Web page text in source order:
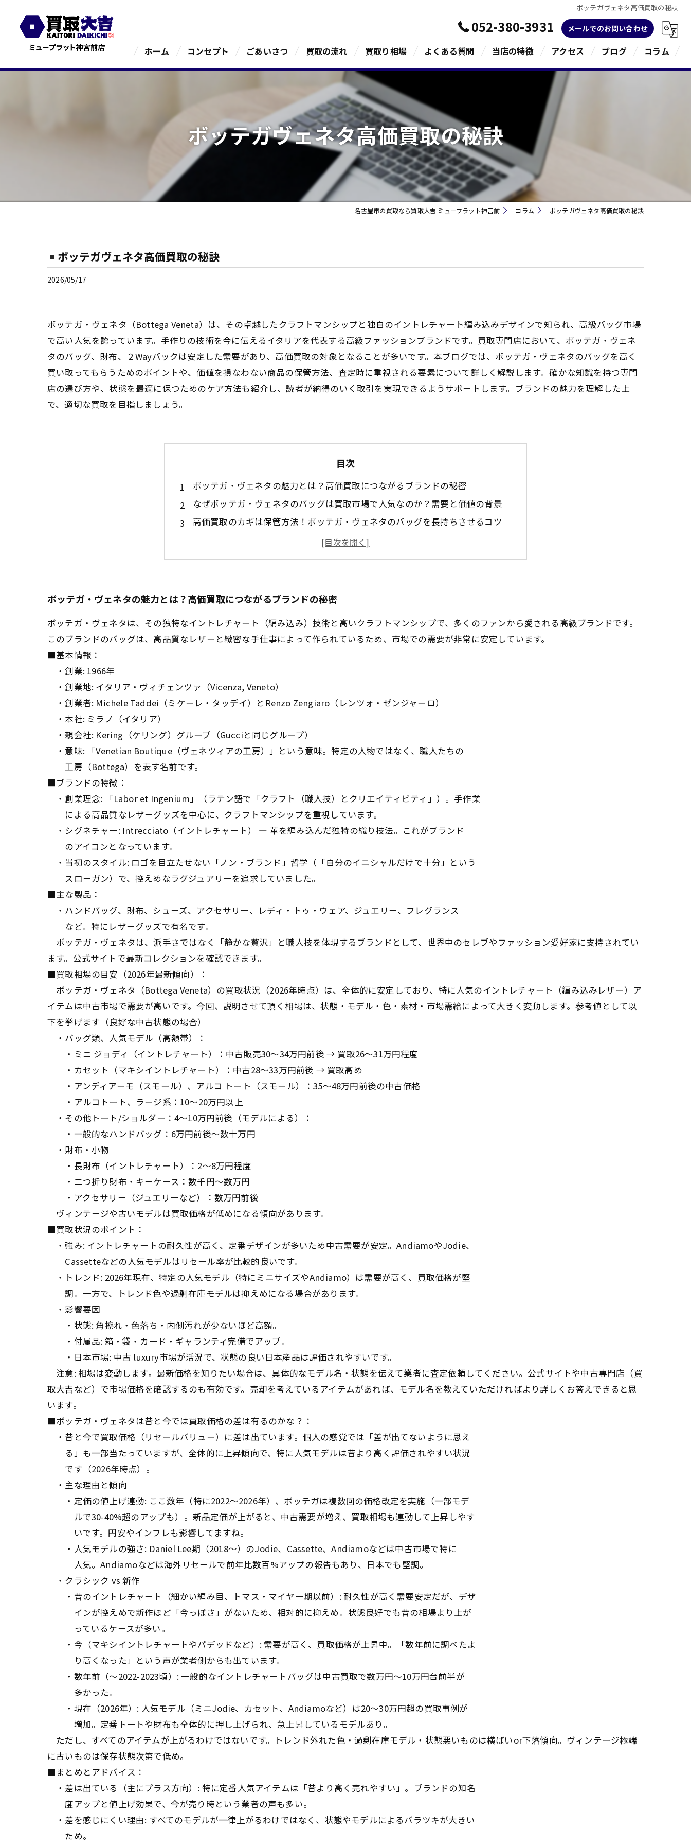
ボッテガヴェネタ高価買取の秘訣
052-380-3931 メールでのお問い合わせ
ホーム コンセプト ごあいさつ 買取の流れ 買取り相場 よくある質問 当店の特徴
宝石
貴金属
指輪
アクセス ブログ コラム
ボッテガヴェネタ高価買取の秘訣
名古屋市の買取なら買取大吉 ミュープラット神宮前 コラム ボッテガヴェネタ高価買取の秘訣
ボッテガヴェネタ高価買取の秘訣
2026/05/17
ボッテガ・ヴェネタ（Bottega Veneta）は、その卓越したクラフトマンシップと独自のイントレチャート編み込みデザインで知られ、高級バッグ市場
で高い人気を誇っています。手作りの技術を今に伝えるイタリアを代表する高級ファッションブランドです。買取専門店において、ボッテガ・ヴェネ
タのバッグ、財布、２Wayバックは安定した需要があり、高価買取の対象となることが多いです。本ブログでは、ボッテガ・ヴェネタのバッグを高く
買い取ってもらうためのポイントや、価値を損なわない商品の保管方法、査定時に重視される要素について詳しく解説します。確かな知識を持つ専門
店の選び方や、状態を最適に保つためのケア方法も紹介し、読者が納得のいく取引を実現できるようサポートします。ブランドの魅力を理解した上
で、適切な買取を目指しましょう。
目次
ボッテガ・ヴェネタの魅力とは？高価買取につながるブランドの秘密
なぜボッテガ・ヴェネタのバッグは買取市場で人気なのか？需要と価値の背景
高価買取のカギは保管方法！ボッテガ・ヴェネタのバッグを長持ちさせるコツ
査定で差がつくポイント解説！ボッテガ・ヴェネタバッグの価値を見極める方法
信頼できる買取専門店の選び方と納得のいく取引を実現するために
まとめ：ボッテガ・ヴェネタのバッグを最高値で売るための完全ガイド
ボッテガ・ヴェネタの魅力とは？高価買取につながるブランドの秘密
ボッテガ・ヴェネタは、その独特なイントレチャート（編み込み）技術と高いクラフトマンシップで、多くのファンから愛される高級ブランドです。
このブランドのバッグは、高品質なレザーと緻密な手仕事によって作られているため、市場での需要が非常に安定しています。
■基本情報：
・創業: 1966年
・創業地: イタリア・ヴィチェンツァ（Vicenza, Veneto）
・創業者: Michele Taddei（ミケーレ・タッデイ）とRenzo Zengiaro（レンツォ・ゼンジャーロ）
・本社: ミラノ（イタリア）
・親会社: Kering（ケリング）グループ（Gucciと同じグループ）
・意味: 「Venetian Boutique（ヴェネツィアの工房）」という意味。特定の人物ではなく、職人たちの
工房（Bottega）を表す名前です。
■ブランドの特徴：
・創業理念: 「Labor et Ingenium」（ラテン語で「クラフト（職人技）とクリエイティビティ」）。手作業
による高品質なレザーグッズを中心に、クラフトマンシップを重視しています。
・シグネチャー: Intrecciato（イントレチャート） — 革を編み込んだ独特の織り技法。これがブランド
のアイコンとなっています。
・当初のスタイル: ロゴを目立たせない「ノン・ブランド」哲学（「自分のイニシャルだけで十分」という
スローガン）で、控えめなラグジュアリーを追求していました。
■主な製品：
・ハンドバッグ、財布、シューズ、アクセサリー、レディ・トゥ・ウェア、ジュエリー、フレグランス
など。特にレザーグッズで有名です。
ボッテガ・ヴェネタは、派手さではなく「静かな贅沢」と職人技を体現するブランドとして、世界中のセレブやファッション愛好家に支持されてい
ます。公式サイトで最新コレクションを確認できます。
■買取相場の目安（2026年最新傾向）：
ボッテガ・ヴェネタ（Bottega Veneta）の買取状況（2026年時点）は、全体的に安定しており、特に人気のイントレチャート（編み込みレザー）ア
イテムは中古市場で需要が高いです。今回、説明させて頂く相場は、状態・モデル・色・素材・市場需給によって大きく変動します。参考値として以
下を挙げます（良好な中古状態の場合）
・バッグ類、人気モデル（高額帯）：
・ミニ ジョディ（イントレチャート）：中古販売30〜34万円前後 → 買取26〜31万円程度
・カセット（マキシイントレチャート）：中古28〜33万円前後 → 買取高め
・アンディアーモ（スモール）、アルコ トート（スモール）：35〜48万円前後の中古価格
・アルコトート、ラージ系：10〜20万円以上
・その他トート/ショルダー：4〜10万円前後（モデルによる）：
・一般的なハンドバッグ：6万円前後〜数十万円
・財布・小物
・長財布（イントレチャート）：2〜8万円程度
・二つ折り財布・キーケース：数千円〜数万円
・アクセサリー（ジュエリーなど）：数万円前後
ヴィンテージや古いモデルは買取価格が低めになる傾向があります。
■買取状況のポイント：
・強み: イントレチャートの耐久性が高く、定番デザインが多いため中古需要が安定。AndiamoやJodie、
Cassetteなどの人気モデルはリセール率が比較的良いです。
・トレンド: 2026年現在、特定の人気モデル（特にミニサイズやAndiamo）は需要が高く、買取価格が堅
調。一方で、トレンド色や過剰在庫モデルは抑えめになる場合があります。
・影響要因
・状態: 角擦れ・色落ち・内側汚れが少ないほど高額。
・付属品: 箱・袋・カード・ギャランティ完備でアップ。
・日本市場: 中古 luxury市場が活況で、状態の良い日本産品は評価されやすいです。
注意: 相場は変動します。最新価格を知りたい場合は、具体的なモデル名・状態を伝えて業者に査定依頼してください。公式サイトや中古専門店（買
取大吉など）で市場価格を確認するのも有効です。売却を考えているアイテムがあれば、モデル名を教えていただければより詳しくお答えできると思
います。
■ボッテガ・ヴェネタは昔と今では買取価格の差は有るのかな？：
・昔と今で買取価格（リセールバリュー）に差は出ています。個人の感覚では「差が出てないように思え
る」も一部当たっていますが、全体的に上昇傾向で、特に人気モデルは昔より高く評価されやすい状況
です（2026年時点）。
・主な理由と傾向
・定価の値上げ連動: ここ数年（特に2022〜2026年）、ボッテガは複数回の価格改定を実施（一部モデ
ルで30-40%超のアップも）。新品定価が上がると、中古需要が増え、買取相場も連動して上昇しやす
いです。円安やインフレも影響してますね。
・人気モデルの強さ: Daniel Lee期（2018〜）のJodie、Cassette、Andiamoなどは中古市場で特に
人気。Andiamoなどは海外リセールで前年比数百%アップの報告もあり、日本でも堅調。
・クラシック vs 新作
・昔のイントレチャート（細かい編み目、トマス・マイヤー期以前）: 耐久性が高く需要安定だが、デザ
インが控えめで新作ほど「今っぽさ」がないため、相対的に抑えめ。状態良好でも昔の相場より上が
っているケースが多い。
・今（マキシイントレチャートやパデッドなど）: 需要が高く、買取価格が上昇中。「数年前に調べたよ
り高くなった」という声が業者側からも出ています。
・数年前（〜2022-2023頃）: 一般的なイントレチャートバッグは中古買取で数万円〜10万円台前半が
多かった。
・現在（2026年）: 人気モデル（ミニJodie、カセット、Andiamoなど）は20〜30万円超の買取事例が
増加。定番トートや財布も全体的に押し上げられ、急上昇しているモデルあり。
ただし、すべてのアイテムが上がるわけではないです。トレンド外れた色・過剰在庫モデル・状態悪いものは横ばいor下落傾向。ヴィンテージ極端
に古いものは保存状態次第で低め。
■まとめとアドバイス：
・差は出ている（主にプラス方向）: 特に定番人気アイテムは「昔より高く売れやすい」。ブランドの知名
度アップと値上げ効果で、今が売り時という業者の声も多い。
・差を感じにくい理由: すべてのモデルが一律上がるわけではなく、状態やモデルによるバラツキが大きい
ため。